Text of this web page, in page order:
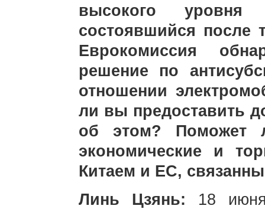
высокого
состоявшийся после
Еврокомиссия
решение по
отношении
ли вы предоставить
об этом? Поможет
экономические и
Китаем и ЕС,
Линь Цзянь: 18